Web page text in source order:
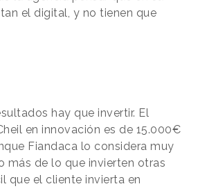
el digital, y no tienen que
hay que invertir. El
en innovación es de 15.000€
Fiandaca lo considera muy
más de lo que invierten otras
que el cliente invierta en